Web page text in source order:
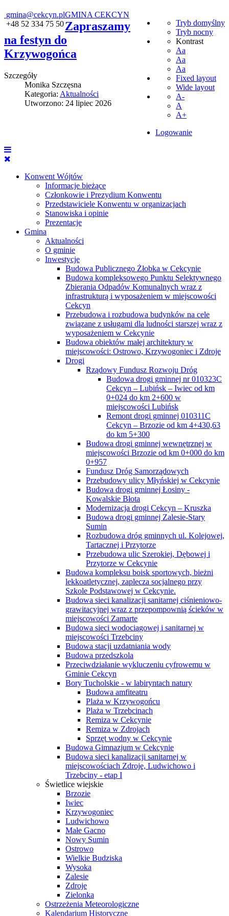
gmina@cekcyn.pl
+48 52 334 75 50
Tryb domyślny
Tryb nocny
Kontrast
Aa
Aa
Aa
Fixed layout
Wide layout
A-
A
A+
Logowanie
GMINA CEKCYN
Konwent Wójtów
Informacje bieżące
Członkowie i Prezydium Konwentu
Przedstawiciele Konwentu w organizacjach
Stanowiska i opinie
Prezentacje
Gmina
Aktualności
O gminie
Inwestycje
Budowa Publicznego Żłobka w Cekcynie
Budowa kompleksowego Punktu Selektywnego
Zbierania Odpadów Komunalnych wraz z
infrastrukturą i wyposażeniem w miejscowości
Cekcyn
Przebudowa i rozbudowa budynków na cele
związane z usługami dla ludności starszej wraz z
wyposażeniem w Cekcynie
Budowa obiektów małej architektury w
miejscowości: Ostrowo, Krzywogoniec i Zdroje
Drogi
Rządowy Fundusz Rozwoju Dróg
Budowa drogi gminnej nr 010323C
Cekcyn – Lubińsk – Iwiec od km
0+024 do km 2+600 w
miejscowości Lubińsk
Remont drogi gminnej 010311C
Cekcyn – Brzozie od km 4+430,63
do km 5+300
Budowa drogi gminnej wewnętrznej w
miejscowości Brzozie od km 0+000 do km
0+957
Fundusz Dróg Samorządowych
Przebudowy ulicy Młyńskiej w Cekcynie
Budowa drogi gminnej Łosiny -
Kowalskie Błota
Modernizacja drogi Cekcyn – Kruszka
Budowa drogi gminnej Zalesie-Stary
Sumin
Rozbudowa dróg gminnych ul. Kolejowej,
Tartacznej i Przytorze
Przebudowa ulic Szerokiej, Dębowej i
Przytorze w Cekcynie
Budowa kompleksu boisk sportowych, bieżni
lekkoatletycznej, zaplecza socjalnego przy
Szkole Podstawowej w Cekcynie.
Budowa sieci kanalizacji sanitarnej ciśnieniowo-
grawitacyjnej wraz z przepompownią ścieków w
miejscowości Zamarte
Budowa sieci wodociągowej i sanitarnej w
miejscowości Trzebciny
Budowa stacji uzdatniania wody
Budowa przedszkola
Przeciwdziałanie wykluczeniu cyfrowemu w
Gminie Cekcyn
Bory Tucholskie - w labiryntach natury
Budowa amfiteatru
Plaża w Krzywogońcu
Plaża w Trzebcinach
Remiza w Cekcynie
Remiza w Zdrojach
Sprzęt wodny w Cekcynie
Budowa Gimnazjum w Cekcynie
Budowa sieci kanalizacji sanitarnej w
miejscowościach Zdroje, Ludwichowo i
Trzebciny - etap I
Świetlice wiejskie
Brzozie
Iwiec
Krzywogoniec
Ludwichowo
Małe Gacno
Nowy Sumin
Ostrowo
Wielkie Budziska
Wysoka
Zalesie
Zdroje
Zielonka
Ostrzeżenia Meteorologiczne
Kalendarium Historyczne
Zapraszamy
na festyn do
Krzywogońca
Szczegóły
Monika Szczęsna
Kategoria: Aktualności
Utworzono: 24 lipiec 2026